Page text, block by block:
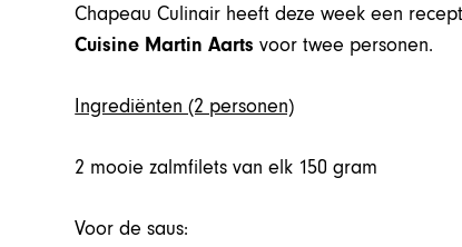
Chapeau Culinair heeft deze week een
Cuisine Martin Aarts voor twee personen.
Ingrediënten (2 personen)
2 mooie zalmfilets van elk 150 gram
Voor de saus: